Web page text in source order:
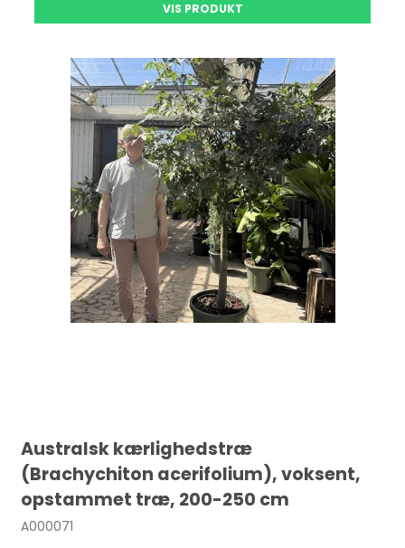
VIS PRODUKT
Australsk kærlighedstræ
(Brachychiton acerifolium), voksent,
opstammet træ, 200-250 cm
A000071